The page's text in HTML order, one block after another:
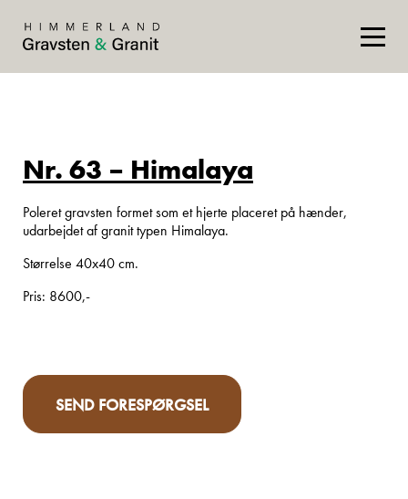
Nr. 63 – Himalaya
Poleret gravsten formet som et hjerte placeret på hænder,
udarbejdet af granit typen Himalaya.
Størrelse 40x40 cm.
Pris: 8600,-
SEND FORESPØRGSEL